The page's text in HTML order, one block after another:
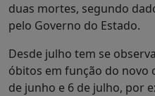
duas mortes, segundo
pelo Governo do Estado.
Desde julho tem se
óbitos em função do novo
de junho e 6 de julho, por